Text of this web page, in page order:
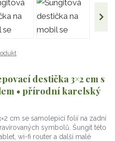
destička 3×2 cm s
• přírodní karelský
cm se samolepicí folií na zadní
symbolů. Šungit této
wi-fi router a další malé